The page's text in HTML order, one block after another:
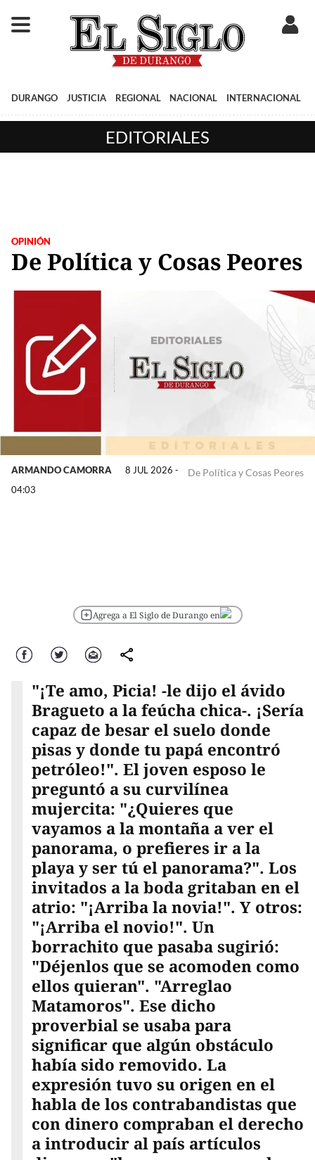
DURANGO JUSTICIA REGIONAL NACIONAL INTERNACIONAL
EDITORIALES
OPINIÓN
De Política y Cosas Peores
De Política y Cosas Peores
ARMANDO CAMORRA
8 JUL 2026 -
04:03
Agrega a El Siglo de Durango en
Facebook Twitter Correo comparte
"¡Te amo, Picia! -le dijo el ávido
Bragueto a la feúcha chica-. ¡Sería
capaz de besar el suelo donde
pisas y donde tu papá encontró
petróleo!". El joven esposo le
preguntó a su curvilínea
mujercita: "¿Quieres que
vayamos a la montaña a ver el
panorama, o prefieres ir a la
playa y ser tú el panorama?". Los
invitados a la boda gritaban en el
atrio: "¡Arriba la novia!". Y otros:
"¡Arriba el novio!". Un
borrachito que pasaba sugirió:
"Déjenlos que se acomoden como
ellos quieran". "Arreglao
Matamoros". Ese dicho
proverbial se usaba para
significar que algún obstáculo
había sido removido. La
expresión tuvo su origen en el
habla de los contrabandistas que
con dinero compraban el derecho
a introducir al país artículos